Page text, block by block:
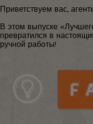
Приветствуем вас,
В этом выпуске
превратился в
ручной работы!